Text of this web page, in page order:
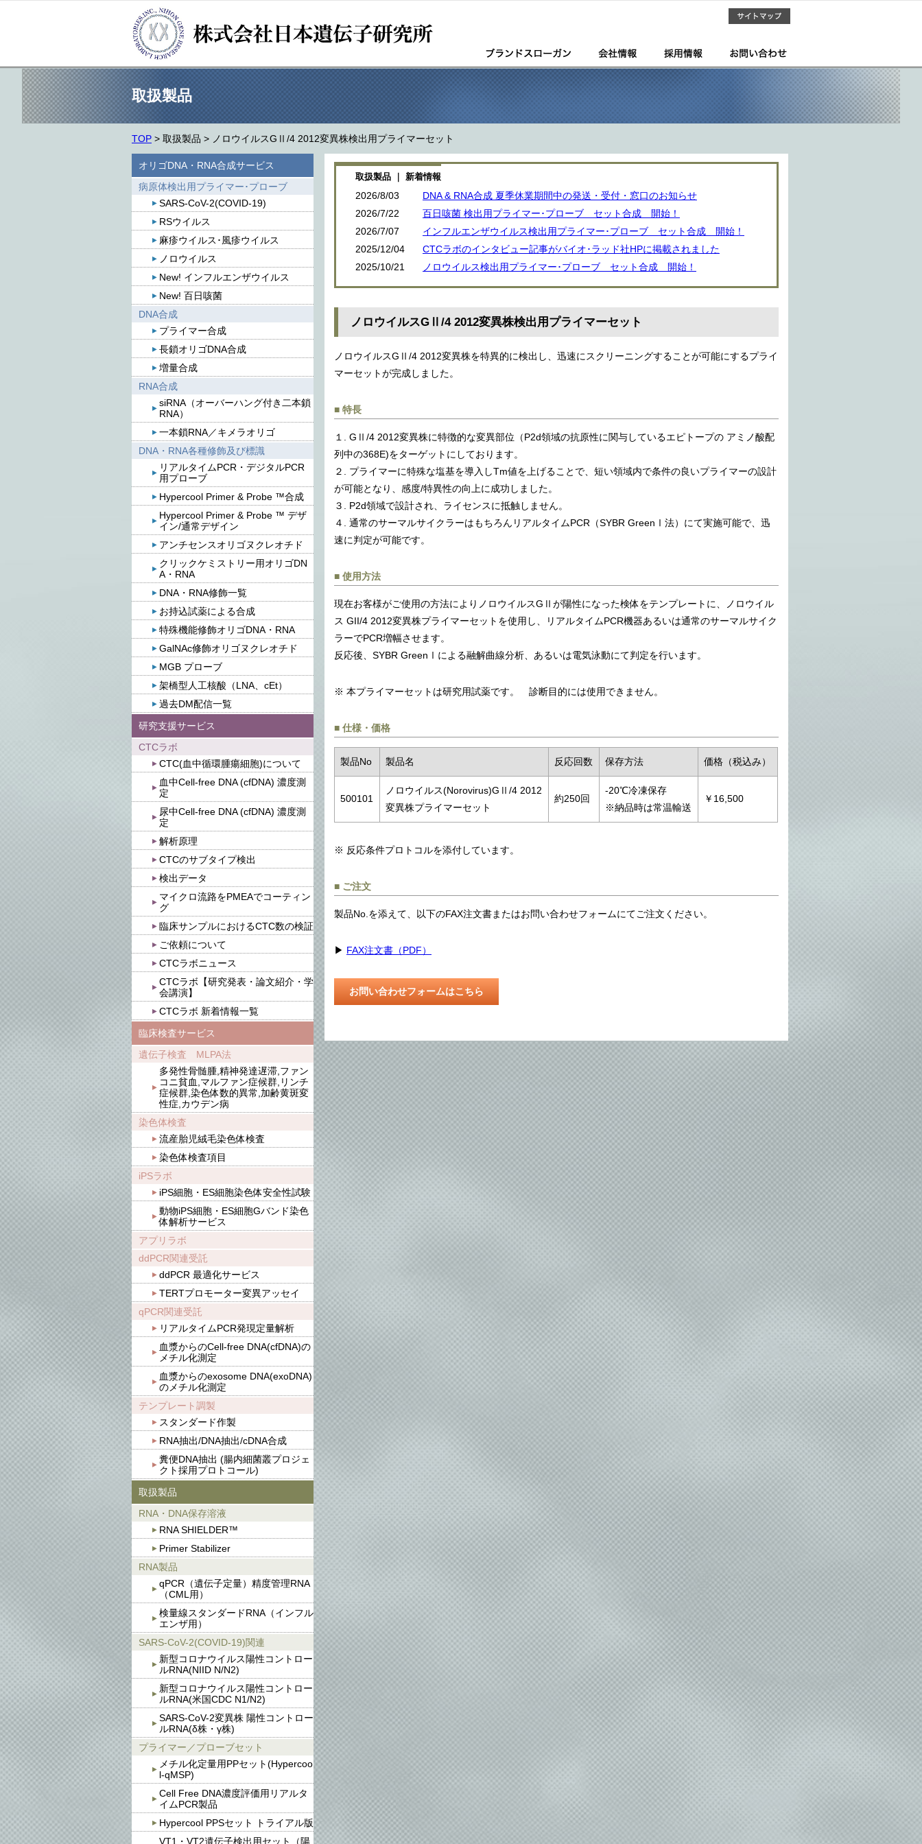
取扱製品
TOP > 取扱製品 > ノロウイルスGⅡ/4 2012変異株検出用プライマーセット
オリゴDNA・RNA合成サービス
病原体検出用プライマー･プローブ
SARS-CoV-2(COVID-19)
RSウイルス
麻疹ウイルス･風疹ウイルス
ノロウイルス
New! インフルエンザウイルス
New! 百日咳菌
DNA合成
プライマー合成
長鎖オリゴDNA合成
増量合成
RNA合成
siRNA（オーバーハング付き二本鎖
RNA）
一本鎖RNA／キメラオリゴ
DNA・RNA各種修飾及び標識
リアルタイムPCR・デジタルPCR
用プローブ
Hypercool Primer & Probe ™合成
Hypercool Primer & Probe ™ デザ
イン/通常デザイン
アンチセンスオリゴヌクレオチド
クリックケミストリー用オリゴDN
A・RNA
DNA・RNA修飾一覧
お持込試薬による合成
特殊機能修飾オリゴDNA・RNA
GalNAc修飾オリゴヌクレオチド
MGB プローブ
架橋型人工核酸（LNA、cEt）
過去DM配信一覧
研究支援サービス
CTCラボ
CTC(血中循環腫瘍細胞)について
血中Cell-free DNA (cfDNA) 濃度測
定
尿中Cell-free DNA (cfDNA) 濃度測
定
解析原理
CTCのサブタイプ検出
検出データ
マイクロ流路をPMEAでコーティン
グ
臨床サンプルにおけるCTC数の検証
ご依頼について
CTCラボニュース
CTCラボ【研究発表・論文紹介・学
会講演】
CTCラボ 新着情報一覧
臨床検査サービス
遺伝子検査 MLPA法
多発性骨髄腫,精神発達遅滞,ファン
コニ貧血,マルファン症候群,リンチ
症候群,染色体数的異常,加齢黄斑変
性症,カウデン病
染色体検査
流産胎児絨毛染色体検査
染色体検査項目
iPSラボ
iPS細胞・ES細胞染色体安全性試験
動物iPS細胞・ES細胞Gバンド染色
体解析サービス
アプリラボ
ddPCR関連受託
ddPCR 最適化サービス
TERTプロモーター変異アッセイ
qPCR関連受託
リアルタイムPCR発現定量解析
血漿からのCell-free DNA(cfDNA)の
メチル化測定
血漿からのexosome DNA(exoDNA)
のメチル化測定
テンプレート調製
スタンダード作製
RNA抽出/DNA抽出/cDNA合成
糞便DNA抽出 (腸内細菌叢プロジェ
クト採用プロトコール)
取扱製品
RNA・DNA保存溶液
RNA SHIELDER™
Primer Stabilizer
RNA製品
qPCR（遺伝子定量）精度管理RNA
（CML用）
検量線スタンダードRNA（インフル
エンザ用）
SARS-CoV-2(COVID-19)関連
新型コロナウイルス陽性コントロー
ルRNA(NIID N/N2)
新型コロナウイルス陽性コントロー
ルRNA(米国CDC N1/N2)
SARS-CoV-2変異株 陽性コントロー
ルRNA(δ株・γ株)
プライマー／プローブセット
メチル化定量用PPセット(Hypercoo
l-qMSP)
Cell Free DNA濃度評価用リアルタ
イムPCR製品
Hypercool PPSセット トライアル版
VT1・VT2遺伝子検出用セット（陽
取扱製品 ｜ 新着情報
2026/8/03
DNA & RNA合成 夏季休業期間中の発送・受付・窓口のお知らせ
2026/7/22
百日咳菌 検出用プライマー･プローブ セット合成 開始！
2026/7/07
インフルエンザウイルス検出用プライマー･プローブ セット合成 開始！
2025/12/04
CTCラボのインタビュー記事がバイオ･ラッド社HPに掲載されました
2025/10/21
ノロウイルス検出用プライマー･プローブ セット合成 開始！
ノロウイルスGⅡ/4 2012変異株検出用プライマーセット
ノロウイルスGⅡ/4 2012変異株を特異的に検出し、迅速にスクリーニングすることが可能にするプライ
マーセットが完成しました。
■ 特長
１. GⅡ/4 2012変異株に特徴的な変異部位（P2d領域の抗原性に関与しているエピトープの アミノ酸配
列中の368E)をターゲットにしております。
２. プライマーに特殊な塩基を導入しTm値を上げることで、短い領域内で条件の良いプライマーの設計
が可能となり、感度/特異性の向上に成功しました。
３. P2d領域で設計され、ライセンスに抵触しません。
４. 通常のサーマルサイクラーはもちろんリアルタイムPCR（SYBR GreenⅠ法）にて実施可能で、迅
速に判定が可能です。
■ 使用方法
現在お客様がご使用の方法によりノロウイルスGⅡが陽性になった検体をテンプレートに、ノロウイル
ス GII/4 2012変異株プライマーセットを使用し、リアルタイムPCR機器あるいは通常のサーマルサイク
ラーでPCR増幅させます。
反応後、SYBR GreenⅠによる融解曲線分析、あるいは電気泳動にて判定を行います。
※ 本プライマーセットは研究用試薬です。 診断目的には使用できません。
■ 仕様・価格
製品No 製品名 反応回数 保存方法 価格（税込み）
500101
ノロウイルス(Norovirus)GⅡ/4 2012
変異株プライマーセット
約250回
-20℃冷凍保存
※納品時は常温輸送
￥16,500
※ 反応条件プロトコルを添付しています。
■ ご注文
製品No.を添えて、以下のFAX注文書またはお問い合わせフォームにてご注文ください。
▶ FAX注文書（PDF）
お問い合わせフォームはこちら